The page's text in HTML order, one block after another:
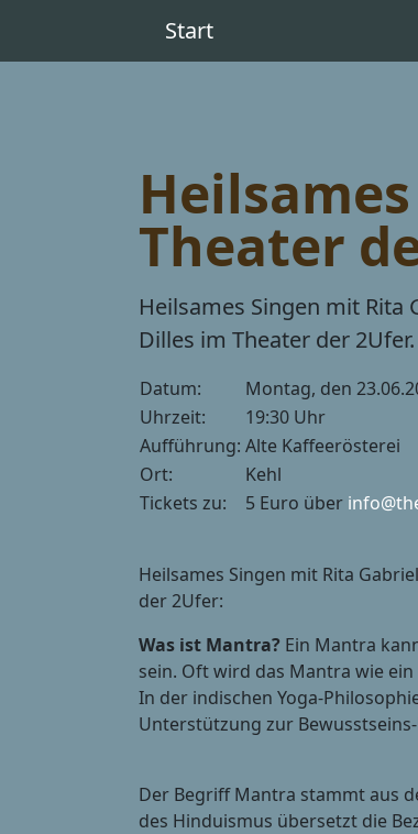
Start
Theater
Heilsames Singen mit Rita
Dilles im Theater der 2Ufer.
Datum:
Montag, den
Uhrzeit:
19:30 Uhr
Aufführung: Alte Kaffeerösterei
Ort:
Kehl
Tickets zu:
5 Euro über
Heilsames Singen mit Rita
der 2Ufer:
Was ist Mantra? Ein Mantra
sein. Oft wird das Mantra wie
In der indischen Yoga-
Unterstützung zur
Der Begriff Mantra stammt aus
des Hinduismus übersetzt die